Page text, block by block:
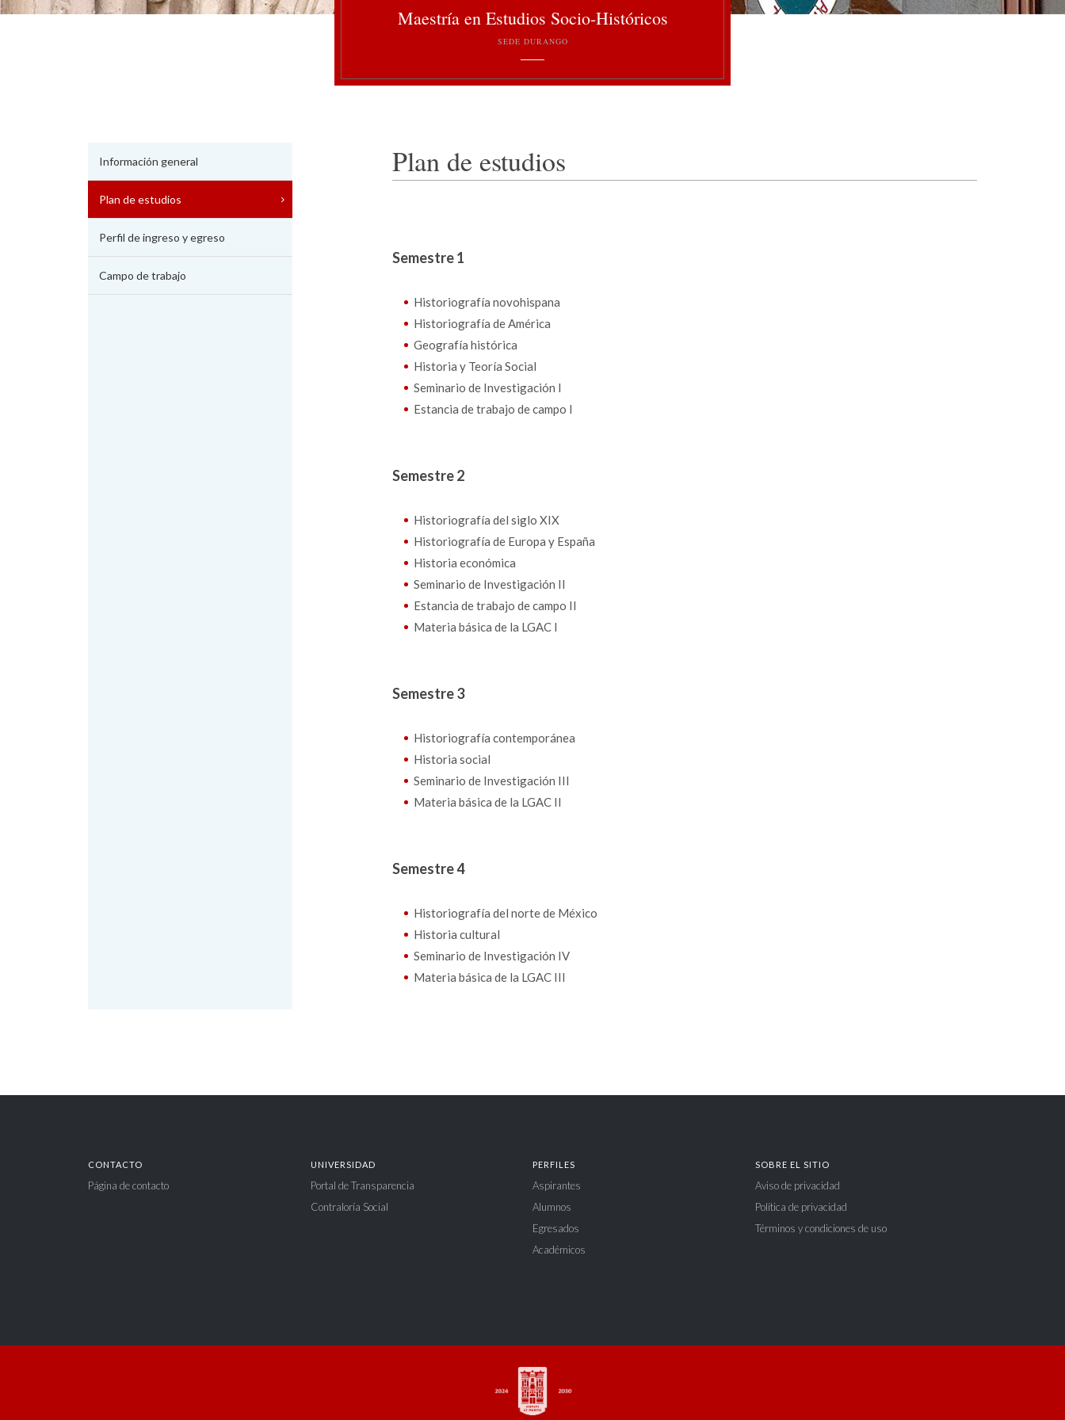
Maestría en Estudios Socio-Históricos
SEDE DURANGO
Información general
Plan de estudios
Perfil de ingreso y egreso
Campo de trabajo
Plan de estudios
Semestre 1
Historiografía novohispana
Historiografía de América
Geografía histórica
Historia y Teoría Social
Seminario de Investigación I
Estancia de trabajo de campo I
Semestre 2
Historiografía del siglo XIX
Historiografía de Europa y España
Historia económica
Seminario de Investigación II
Estancia de trabajo de campo II
Materia básica de la LGAC I
Semestre 3
Historiografía contemporánea
Historia social
Seminario de Investigación III
Materia básica de la LGAC II
Semestre 4
Historiografía del norte de México
Historia cultural
Seminario de Investigación IV
Materia básica de la LGAC III
CONTACTO
Página de contacto
UNIVERSIDAD
Portal de Transparencia
Contraloría Social
PERFILES
Aspirantes
Alumnos
Egresados
Académicos
SOBRE EL SITIO
Aviso de privacidad
Política de privacidad
Términos y condiciones de uso